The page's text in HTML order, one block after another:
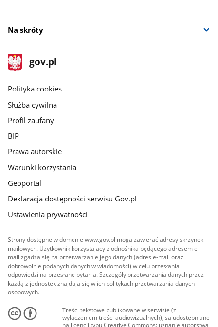
Na skróty
stopka
gov.pl
Strona
gov.pl
gov.pl
Polityka cookies
Służba cywilna
Profil zaufany
BIP
Prawa autorskie
Warunki korzystania
Geoportal
Deklaracja dostępności serwisu Gov.pl
Ustawienia prywatności
Strony dostępne w domenie www.gov.pl mogą zawierać adresy skrzynek
mailowych. Użytkownik korzystający z odnośnika będącego adresem e-
mail zgadza się na przetwarzanie jego danych (adres e-mail oraz
dobrowolnie podanych danych w wiadomości) w celu przesłania
odpowiedzi na przesłane pytania. Szczegóły przetwarzania danych przez
każdą z jednostek znajdują się w ich politykach przetwarzania danych
osobowych.
Treści tekstowe publikowane w serwisie (z
wyłączeniem treści audiowizualnych), są udostępniane
na licencji typu Creative Commons: uznanie autorstwa